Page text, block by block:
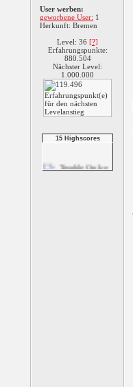
User werben:
geworbene User: 1
Herkunft: Bremen
Level: 36 [?]
Erfahrungspunkte:
880.504
Nächster Level:
1.000.000
15 Highscores
Shuffle The
Penguin
Yeti Longshot:
Ridic...
Rand...